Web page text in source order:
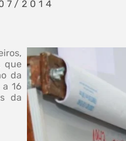
2014
que
da
16
da